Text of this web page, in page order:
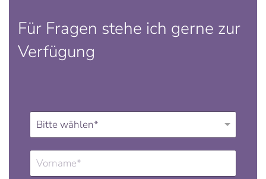
Für Fragen stehe ich gerne zur
Verfügung